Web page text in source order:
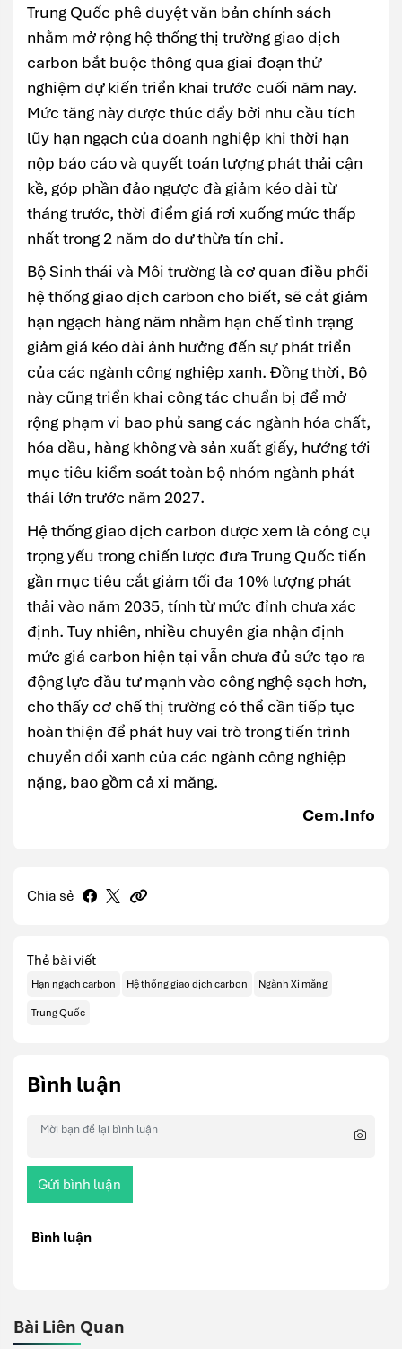
Trung Quốc phê duyệt văn bản chính sách
nhằm mở rộng hệ thống thị trường giao dịch
carbon bắt buộc thông qua giai đoạn thử
nghiệm dự kiến triển khai trước cuối năm nay.
Mức tăng này được thúc đẩy bởi nhu cầu tích
lũy hạn ngạch của doanh nghiệp khi thời hạn
nộp báo cáo và quyết toán lượng phát thải cận
kề, góp phần đảo ngược đà giảm kéo dài từ
tháng trước, thời điểm giá rơi xuống mức thấp
nhất trong 2 năm do dư thừa tín chỉ.
Bộ Sinh thái và Môi trường là cơ quan điều phối
hệ thống giao dịch carbon cho biết, sẽ cắt giảm
hạn ngạch hàng năm nhằm hạn chế tình trạng
giảm giá kéo dài ảnh hưởng đến sự phát triển
của các ngành công nghiệp xanh. Đồng thời, Bộ
này cũng triển khai công tác chuẩn bị để mở
rộng phạm vi bao phủ sang các ngành hóa chất,
hóa dầu, hàng không và sản xuất giấy, hướng tới
mục tiêu kiểm soát toàn bộ nhóm ngành phát
thải lớn trước năm 2027.
Hệ thống giao dịch carbon được xem là công cụ
trọng yếu trong chiến lược đưa Trung Quốc tiến
gần mục tiêu cắt giảm tối đa 10% lượng phát
thải vào năm 2035, tính từ mức đỉnh chưa xác
định. Tuy nhiên, nhiều chuyên gia nhận định
mức giá carbon hiện tại vẫn chưa đủ sức tạo ra
động lực đầu tư mạnh vào công nghệ sạch hơn,
cho thấy cơ chế thị trường có thể cần tiếp tục
hoàn thiện để phát huy vai trò trong tiến trình
chuyển đổi xanh của các ngành công nghiệp
nặng, bao gồm cả xi măng.
Cem.Info
Chia sẻ
Thẻ bài viết
Hạn ngạch carbon Hệ thống giao dịch carbon Ngành Xi măng
Trung Quốc
Bình luận
Gửi bình luận
Bình luận
Bài Liên Quan